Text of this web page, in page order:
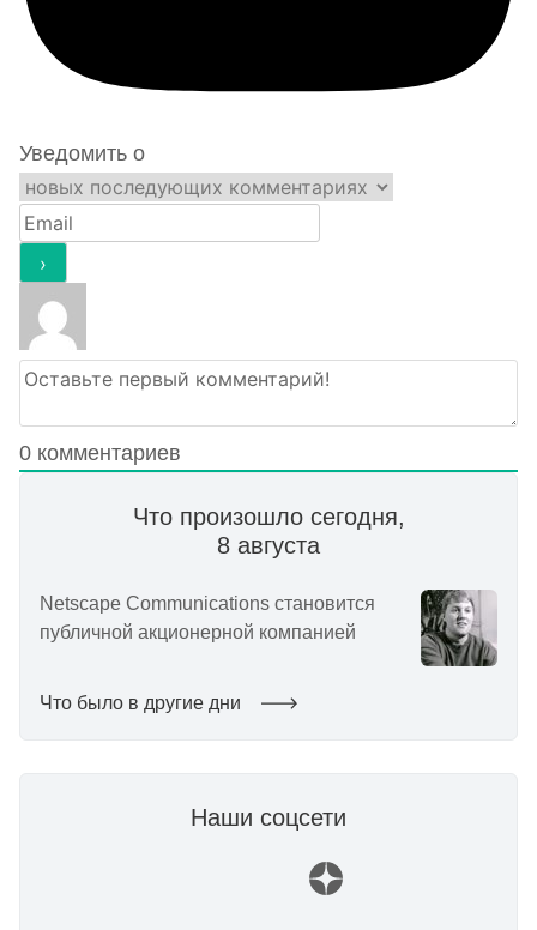
Уведомить о
0 комментариев
Что произошло сегодня,
8 августа
Netscape Communications становится
публичной акционерной компанией
Что было в другие дни
Наши соцсети